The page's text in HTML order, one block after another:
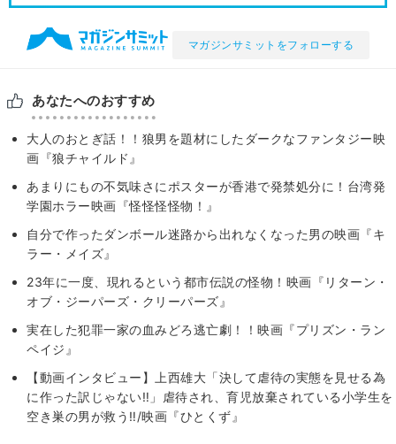
マガジンサミットをフォローする
あなたへのおすすめ
大人のおとぎ話！！狼男を題材にしたダークなファンタジー映
画『狼チャイルド』
あまりにもの不気味さにポスターが香港で発禁処分に！台湾発
学園ホラー映画『怪怪怪怪物！』
自分で作ったダンボール迷路から出れなくなった男の映画『キ
ラー・メイズ』
23年に一度、現れるという都市伝説の怪物！映画『リターン・
オブ・ジーパーズ・クリーパーズ』
実在した犯罪一家の血みどろ逃亡劇！！映画『プリズン・ラン
ペイジ』
【動画インタビュー】上西雄大「決して虐待の実態を見せる為
に作った訳じゃない‼」虐待され、育児放棄されている小学生を
空き巣の男が救う‼/映画『ひとくず』